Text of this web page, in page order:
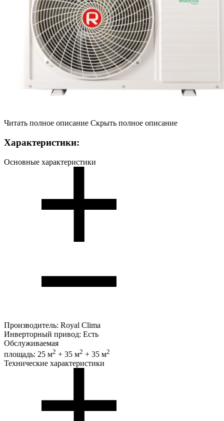
Читать полное описание Скрыть полное описание
Характеристики:
Основные характеристики
Производитель: Royal Clima
Инверторный привод: Есть
Обслуживаемая
площадь: 25 м2 + 35 м2 + 35 м2
Технические характеристики